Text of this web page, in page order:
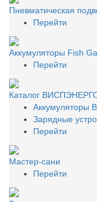
Пневматическая
Перейти
Аккумуляторы Fish
Перейти
Каталог
Зарядные
Перейти
Мастер-сани
Перейти